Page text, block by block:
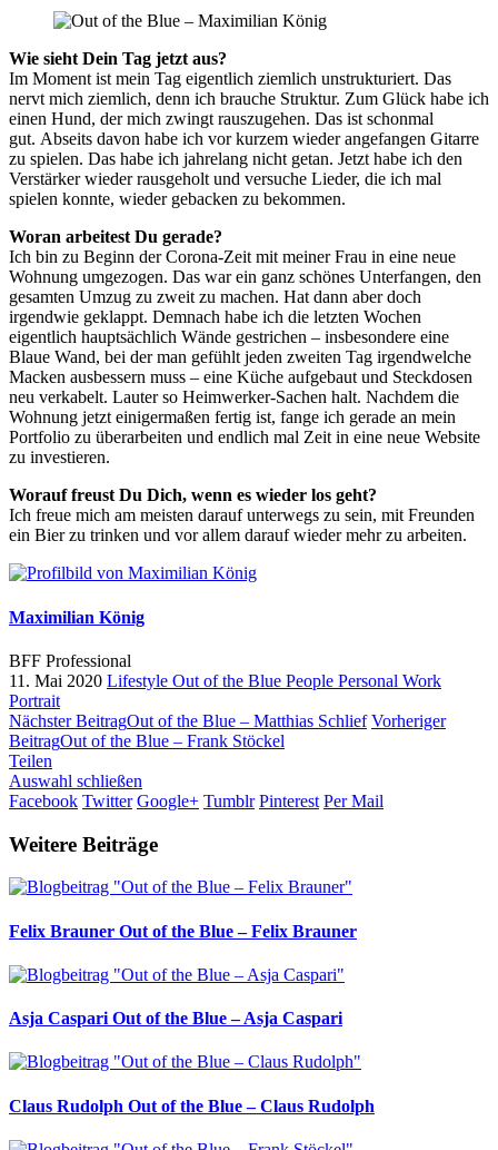
Wie sieht Dein Tag jetzt aus?
Im Moment ist mein Tag eigentlich ziemlich unstrukturiert. Das
nervt mich ziemlich, denn ich brauche Struktur. Zum Glück habe ich
einen Hund, der mich zwingt rauszugehen. Das ist schonmal
gut. Abseits davon habe ich vor kurzem wieder angefangen Gitarre
zu spielen. Das habe ich jahrelang nicht getan. Jetzt habe ich den
Verstärker wieder rausgeholt und versuche Lieder, die ich mal
spielen konnte, wieder gebacken zu bekommen.
Woran arbeitest Du gerade?
Ich bin zu Beginn der Corona-Zeit mit meiner Frau in eine neue
Wohnung umgezogen. Das war ein ganz schönes Unterfangen, den
gesamten Umzug zu zweit zu machen. Hat dann aber doch
irgendwie geklappt. Demnach habe ich die letzten Wochen
eigentlich hauptsächlich Wände gestrichen – insbesondere eine
Blaue Wand, bei der man gefühlt jeden zweiten Tag irgendwelche
Macken ausbessern muss – eine Küche aufgebaut und Steckdosen
neu verkabelt. Lauter so Heimwerker-Sachen halt. Nachdem die
Wohnung jetzt einigermaßen fertig ist, fange ich gerade an mein
Portfolio zu überarbeiten und endlich mal Zeit in eine neue Website
zu investieren.
Worauf freust Du Dich, wenn es wieder los geht?
Ich freue mich am meisten darauf unterwegs zu sein, mit Freunden
ein Bier zu trinken und vor allem darauf wieder mehr zu arbeiten.
Maximilian König
BFF Professional
11. Mai 2020 Lifestyle Out of the Blue People Personal Work
Portrait
Nächster BeitragOut of the Blue – Matthias Schlief Vorheriger
BeitragOut of the Blue – Frank Stöckel
Teilen
Auswahl schließen
Facebook Twitter Google+ Tumblr Pinterest Per Mail
Weitere Beiträge
Felix Brauner Out of the Blue – Felix Brauner
Asja Caspari Out of the Blue – Asja Caspari
Claus Rudolph Out of the Blue – Claus Rudolph